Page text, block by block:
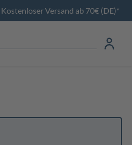
Kostenloser Versand ab 70€ (DE)*